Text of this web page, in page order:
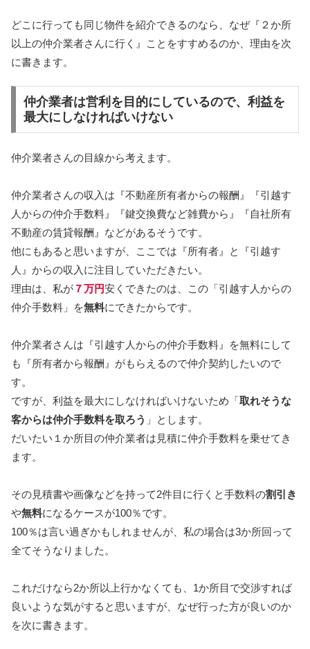
どこに行っても同じ物件を紹介できるのなら、なぜ『２か所
以上の仲介業者さんに行く』ことをすすめるのか、理由を次
に書きます。
仲介業者は営利を目的にしているので、利益を
最大にしなければいけない
仲介業者さんの目線から考えます。
仲介業者さんの収入は『不動産所有者からの報酬』『引越す
人からの仲介手数料』『鍵交換費など雑費から』『自社所有
不動産の賃貸報酬』などがあるそうです。
他にもあると思いますが、ここでは『所有者』と『引越す
人』からの収入に注目していただきたい。
理由は、私が ７万円安くできたのは、この「引越す人からの
仲介手数料」を無料にできたからです。
仲介業者さんは『引越す人からの仲介手数料』を無料にして
も『所有者から報酬』がもらえるので仲介契約したいので
す。
ですが、利益を最大にしなければいけないため「取れそうな
客からは仲介手数料を取ろう 」とします。
だいたい１か所目の仲介業者は見積に仲介手数料を乗せてき
ます。
その見積書や画像などを持って2件目に行くと手数料の割引き
や無料になるケースが100％です。
100％は言い過ぎかもしれませんが、私の場合は3か所回って
全てそうなりました。
これだけなら2か所以上行かなくても、1か所目で交渉すれば
良いような気がすると思いますが、なぜ行った方が良いのか
を次に書きます。